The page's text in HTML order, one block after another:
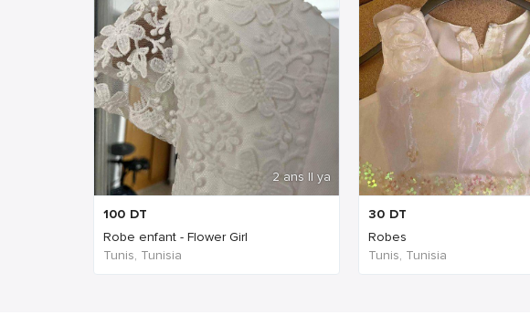
2 ans Il ya
100 DT
Robe enfant - Flower Girl
Tunis, Tunisia
30 DT
Robes
Tunis, Tunisia